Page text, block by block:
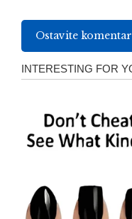
Ostavite komentar